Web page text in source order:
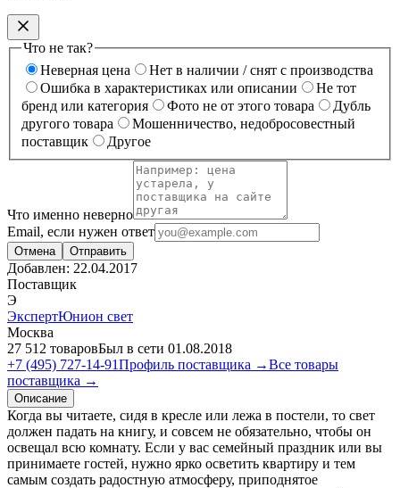
Что не так?
Неверная цена
Нет в наличии / снят с производства
Ошибка в характеристиках или описании
Не тот
бренд или категория
Фото не от этого товара
Дубль
другого товара
Мошенничество, недобросовестный
поставщик
Другое
Что именно неверно
Email, если нужен ответ
Отмена Отправить
Добавлен: 22.04.2017
Поставщик
Э
ЭкспертЮнион свет
Москва
27 512 товаровБыл в сети 01.08.2018
+7 (495) 727-14-91Профиль поставщика →Все товары
поставщика →
Описание
Когда вы читаете, сидя в кресле или лежа в постели, то свет
должен падать на книгу, и совсем не обязательно, чтобы он
освещал всю комнату. Если у вас семейный праздник или вы
принимаете гостей, нужно ярко осветить квартиру и тем
самым создать радостную атмосферу, приподнятое